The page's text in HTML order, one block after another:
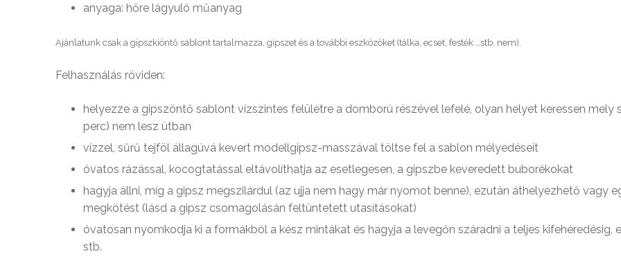
anyaga: hőre lágyuló műanyag
Ajánlatunk csak a gipszkiöntő sablont tartalmazza, gipszet és a további eszközöket (tálka, ecset, festék …stb. nem).
Felhasználás röviden:
helyezze a gipszöntő sablont vízszintes felületre a domború részével lefelé, olyan helyet keressen mely
perc) nem lesz útban
vízzel, sűrű tejföl állagúvá kevert modellgipsz-masszával töltse fel a sablon mélyedéseit
óvatos rázással, kocogtatással eltávolíthatja az esetlegesen, a gipszbe keveredett buborékokat
hagyja állni, míg a gipsz megszilárdul (az ujja nem hagy már nyomot benne), ezután áthelyezhető vagy
megkötést (lásd a gipsz csomagolásán feltüntetett utasításokat)
óvatosan nyomkodja ki a formákból a kész mintákat és hagyja a levegőn száradni a teljes
stb.